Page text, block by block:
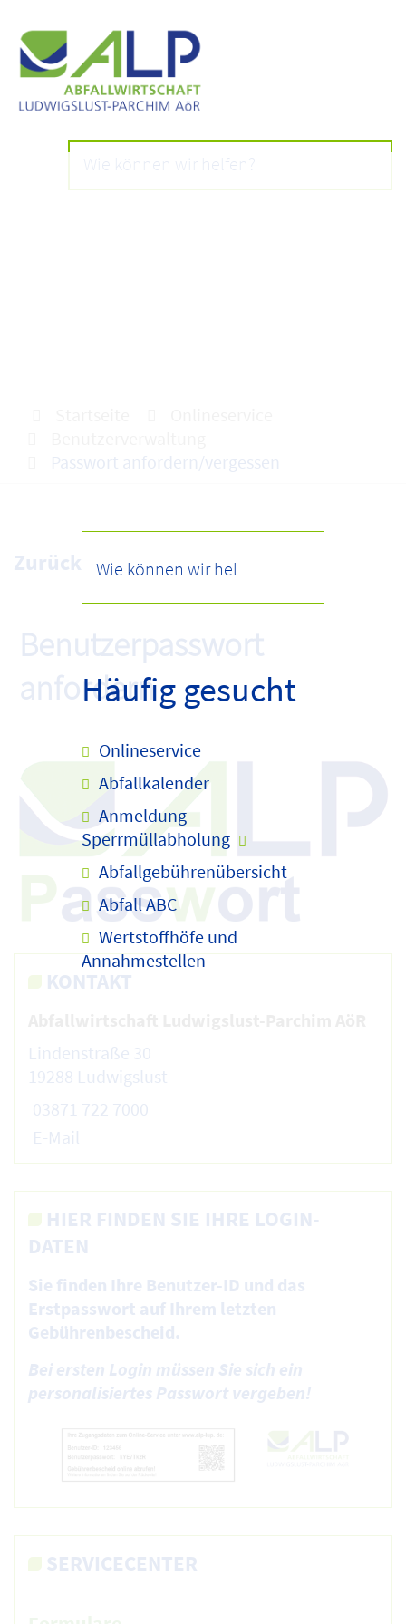
Häufig gesucht
Onlineservice
Abfallkalender
Anmeldung
Sperrmüllabholung
Abfallgebührenübersicht
Abfall ABC
Wertstoffhöfe und
Annahmestellen
Passwort anfordern/vergessen
Zurück zur Übersicht
KONTAKT
Lindenstraße 30
19288 Ludwigslust
03871 722 7000
E-Mail
HIER FINDEN SIE IHRE LOGIN-
DATEN
Sie finden Ihre Benutzer-ID und das
Erstpasswort auf Ihrem letzten
Gebührenbescheid.
Bei ersten Login müssen Sie sich ein
personalisiertes Passwort vergeben!
SERVICECENTER